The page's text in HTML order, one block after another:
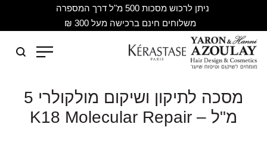
ניתן לרכוש מסכות 500 מ"ל דרך המספרה
משלוחים חינם ברכישה מעל 300 ₪
מסכה לתיקון ושיקום מולקולרי 5
מ"ל – K18 Molecular Repair